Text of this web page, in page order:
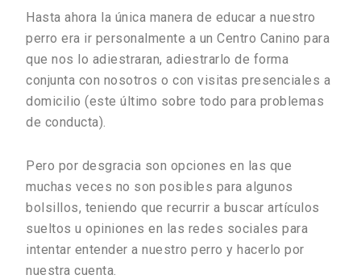
Hasta ahora la única manera de educar a nuestro
perro era ir personalmente a un Centro Canino para
que nos lo adiestraran, adiestrarlo de forma
conjunta con nosotros o con visitas presenciales a
domicilio (este último sobre todo para problemas
de conducta).
Pero por desgracia son opciones en las que
muchas veces no son posibles para algunos
bolsillos, teniendo que recurrir a buscar artículos
sueltos u opiniones en las redes sociales para
intentar entender a nuestro perro y hacerlo por
nuestra cuenta.